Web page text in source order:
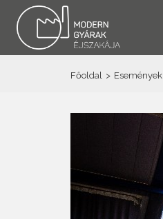
Főoldal > Események